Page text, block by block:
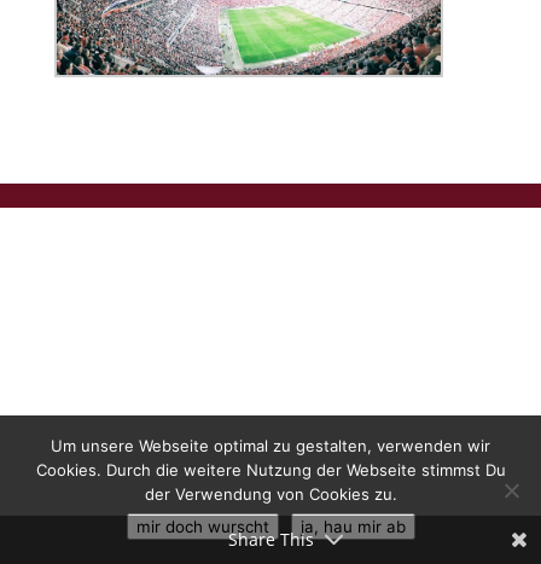
Share This
Um unsere Webseite optimal zu gestalten, verwenden wir
Cookies. Durch die weitere Nutzung der Webseite stimmst Du
der Verwendung von Cookies zu.
mir doch wurscht
ja, hau mir ab